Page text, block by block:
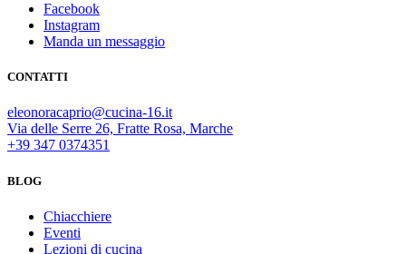
Facebook
Instagram
Manda un messaggio
CONTATTI
eleonoracaprio@cucina-16.it
Via delle Serre 26, Fratte Rosa, Marche
+39 347 0374351
BLOG
Chiacchiere
Eventi
Lezioni di cucina